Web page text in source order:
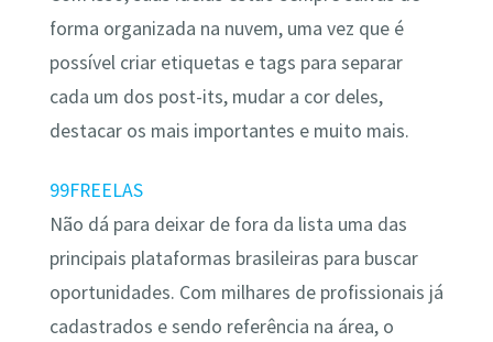
forma organizada na nuvem, uma vez que é
possível criar etiquetas e tags para separar
cada um dos post-its, mudar a cor deles,
destacar os mais importantes e muito mais.
99FREELAS
Não dá para deixar de fora da lista uma das
principais plataformas brasileiras para buscar
oportunidades. Com milhares de profissionais já
cadastrados e sendo referência na área, o